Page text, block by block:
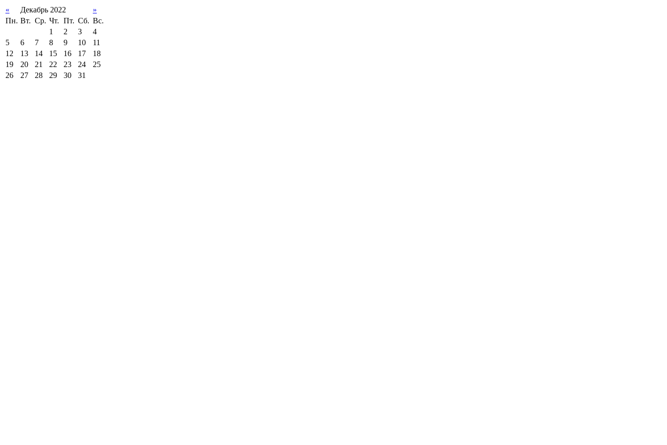
« Декабрь 2022
»
Пн. Вт. Ср. Чт. Пт. Сб. Вс.
1
2 3
4
5
6 7 8 9 10
11
12
13 14 15 16 17
18
19
20 21 22 23 24
25
26
27 28 29 30 31